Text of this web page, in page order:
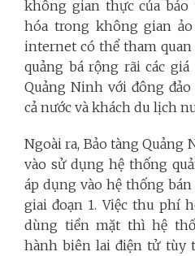
không gian thực của
hóa trong không gian
internet có thể tham quan
quảng bá rộng rãi các
Quảng Ninh với đông
cả nước và khách du lịch
Ngoài ra, Bảo tàng Quảng
vào sử dụng hệ thống
áp dụng vào hệ thống
giai đoạn 1. Việc thu phí
dùng tiền mặt thì hệ
hành biên lai điện tử tùy